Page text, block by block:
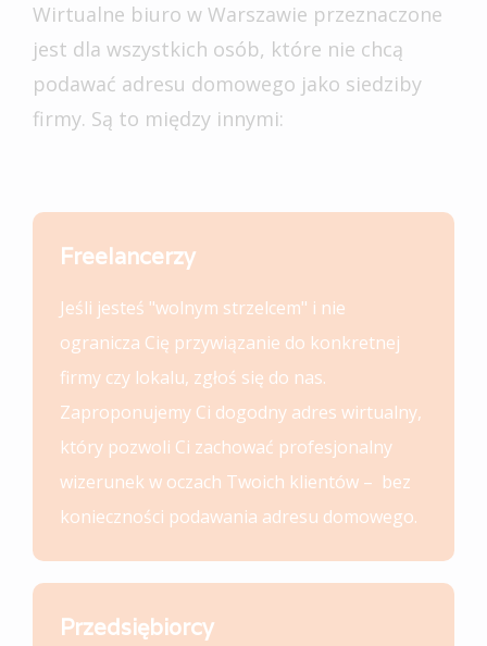
Wirtualne biuro w Warszawie przeznaczone
jest dla wszystkich osób, które nie chcą
podawać adresu domowego jako siedziby
firmy. Są to między innymi:
Freelancerzy
Jeśli jesteś "wolnym strzelcem" i nie
ogranicza Cię przywiązanie do konkretnej
firmy czy lokalu, zgłoś się do nas.
Zaproponujemy Ci dogodny adres wirtualny,
który pozwoli Ci zachować profesjonalny
wizerunek w oczach Twoich klientów – bez
konieczności podawania adresu domowego.
Przedsiębiorcy